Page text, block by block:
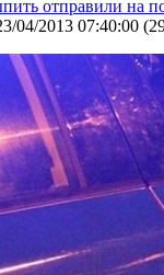
отправили на
04/2013 07:40:00 (